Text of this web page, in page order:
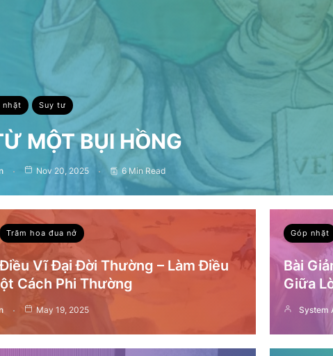
nhặt Suy tư
MỘT BỤI HỒNG
Nov 20, 2025 6 Min Read
Trăm hoa đua nở
Vĩ Đại Đời Thường – Làm Điều
Cách Phi Thường
May 19, 2025
Góp nhặt
Bài
Giữa
System